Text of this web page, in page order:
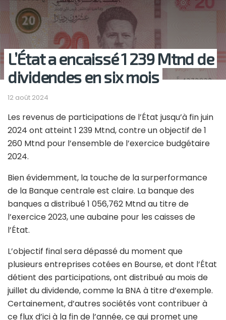
L’État a encaissé 1 239 Mtnd de
dividendes en six mois
12 août 2024
Les revenus de participations de l’État jusqu’à fin juin
2024 ont atteint 1 239 Mtnd, contre un objectif de 1
260 Mtnd pour l’ensemble de l’exercice budgétaire
2024.
Bien évidemment, la touche de la surperformance
de la Banque centrale est claire. La banque des
banques a distribué 1 056,762 Mtnd au titre de
l’exercice 2023, une aubaine pour les caisses de
l’État.
L’objectif final sera dépassé du moment que
plusieurs entreprises cotées en Bourse, et dont l’État
détient des participations, ont distribué au mois de
juillet du dividende, comme la BNA à titre d’exemple.
Certainement, d’autres sociétés vont contribuer à
ce flux d’ici à la fin de l’année, ce qui promet une